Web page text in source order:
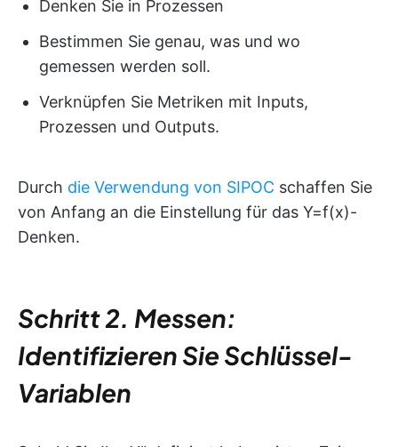
Denken Sie in Prozessen
Bestimmen Sie genau, was und wo
gemessen werden soll.
Verknüpfen Sie Metriken mit Inputs,
Prozessen und Outputs.
Durch die Verwendung von SIPOC schaffen Sie
von Anfang an die Einstellung für das Y=f(x)-
Denken.
Schritt 2. Messen:
Identifizieren Sie Schlüssel-
Variablen